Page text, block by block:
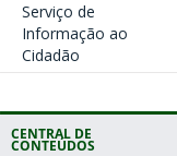
Serviço de
Informação ao
Cidadão
CENTRAL DE
CONTEÚDOS